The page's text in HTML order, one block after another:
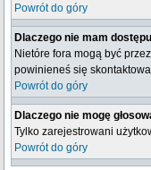
Powrót do góry
Dlaczego nie mam
Nietóre fora mogą być
powinieneś się
Powrót do góry
Dlaczego nie mogę
Tylko zarejestrowani
Powrót do góry